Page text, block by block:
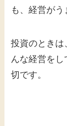
も、経営がう
投資のとき
んな経営を
切です。